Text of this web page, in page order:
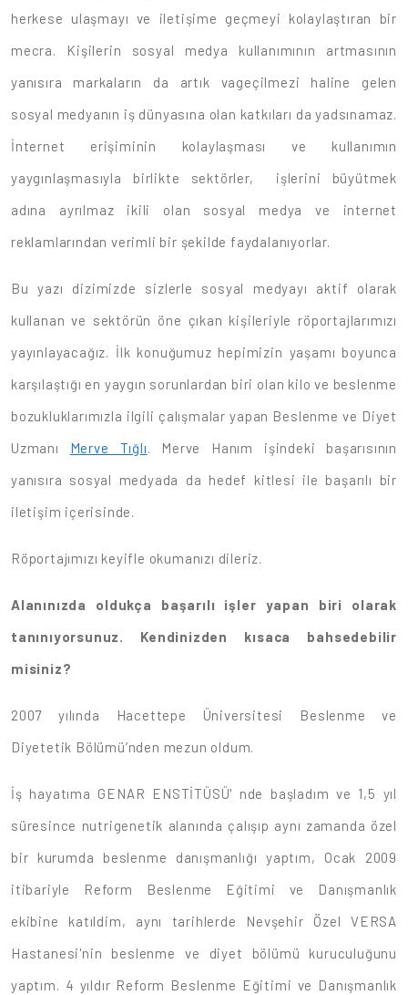
herkese ulaşmayı ve iletişime geçmeyi kolaylaştıran bir
mecra. Kişilerin sosyal medya kullanımının artmasının
yanısıra markaların da artık vageçilmezi haline gelen
sosyal medyanın iş dünyasına olan katkıları da yadsınamaz.
İnternet erişiminin kolaylaşması ve kullanımın
yaygınlaşmasıyla birlikte sektörler, işlerini büyütmek
adına ayrılmaz ikili olan sosyal medya ve internet
reklamlarından verimli bir şekilde faydalanıyorlar.
Bu yazı dizimizde sizlerle sosyal medyayı aktif olarak
kullanan ve sektörün öne çıkan kişileriyle röportajlarımızı
yayınlayacağız. İlk konuğumuz hepimizin yaşamı boyunca
karşılaştığı en yaygın sorunlardan biri olan kilo ve beslenme
bozukluklarımızla ilgili çalışmalar yapan Beslenme ve Diyet
Uzmanı Merve Tığlı. Merve Hanım işindeki başarısının
yanısıra sosyal medyada da hedef kitlesi ile başarılı bir
iletişim içerisinde.
Röportajımızı keyifle okumanızı dileriz.
Alanınızda oldukça başarılı işler yapan biri olarak
tanınıyorsunuz. Kendinizden kısaca bahsedebilir
misiniz?
2007 yılında Hacettepe Üniversitesi Beslenme ve
Diyetetik Bölümü’nden mezun oldum.
İş hayatıma GENAR ENSTİTÜSÜ' nde başladım ve 1,5 yıl
süresince nutrigenetik alanında çalışıp aynı zamanda özel
bir kurumda beslenme danışmanlığı yaptım, Ocak 2009
itibariyle Reform Beslenme Eğitimi ve Danışmanlık
ekibine katıldim, aynı tarihlerde Nevşehir Özel VERSA
Hastanesi'nin beslenme ve diyet bölümü kuruculuğunu
yaptım. 4 yıldır Reform Beslenme Eğitimi ve Danışmanlık